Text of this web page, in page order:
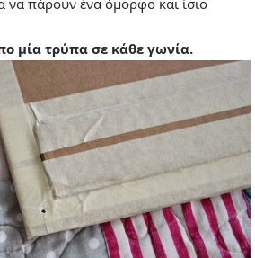
να πάρουν ένα όμορφο και ίσιο
μία τρύπα σε κάθε γωνία.